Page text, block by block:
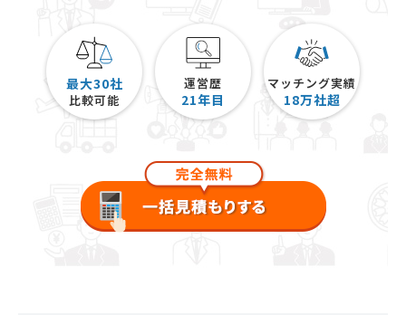
最大30社
比較可能
運営歴
21年目
マッチング実績
18万社超